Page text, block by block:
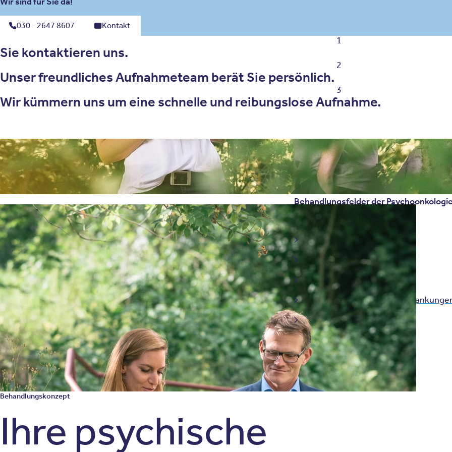
030 - 2647 8607 Kontakt
1
Sie kontaktieren uns.
2
Unser freundliches Aufnahmeteam berät Sie persönlich.
3
Wir kümmern uns um eine schnelle und reibungslose Aufnahme.
Behandlungsfelder der
Depressionen
Angststörungen
Anpassungsstörungen
Sucht und
Fatigue
Behandlungskonzept
Ihre psychische